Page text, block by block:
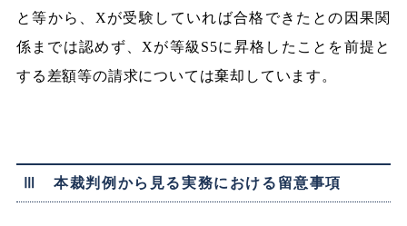
と等から、Xが受験していれば合格できたとの因果関
係までは認めず、Xが等級S5に昇格したことを前提と
する差額等の請求については棄却しています。
Ⅲ 本裁判例から見る実務における留意事項